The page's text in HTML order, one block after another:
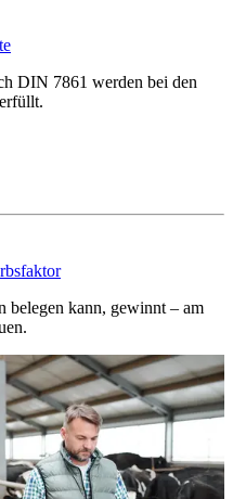
DIN 7861 werden bei den
belegen kann, gewinnt – am